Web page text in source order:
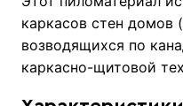
каркасов стен домов
возводящихся по
каркасно-щитовой